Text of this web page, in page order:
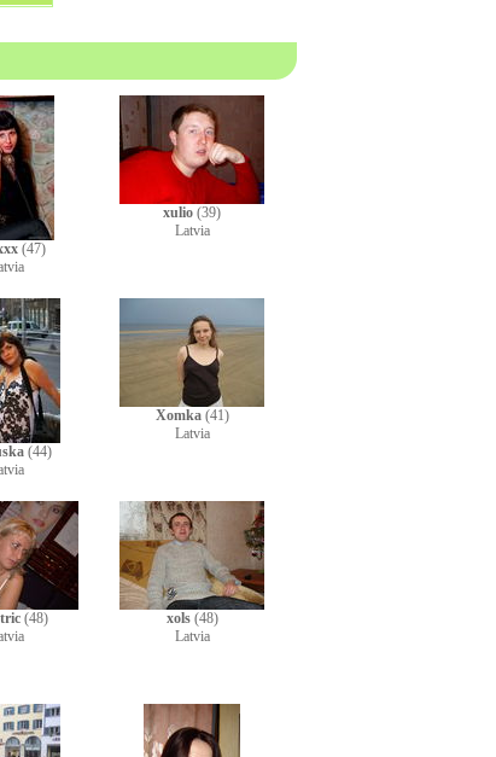
(47)
xulio (39)
Latvia
(44)
Xomka(41)
Latvia
(48)
xols(48)
Latvia